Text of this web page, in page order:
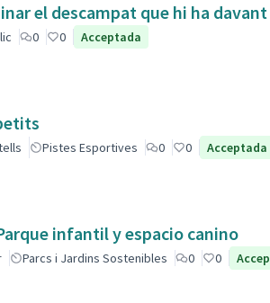
el descampat que hi ha
0 0 Acceptada
Pistes Esportives 0 0 Acceptada
infantil y espacio canino
Parcs i Jardins Sostenibles 0 0